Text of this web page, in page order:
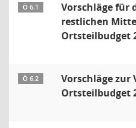
Ö 6.1
Vorschläge für
restlichen
Ortsteilbudget
Ö 6.2
Vorschläge zur
Ortsteilbudget